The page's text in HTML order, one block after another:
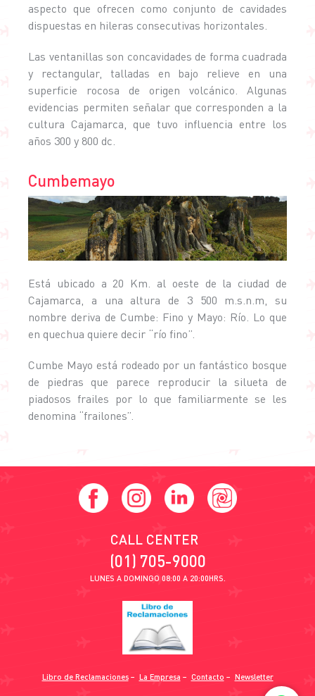
aspecto que ofrecen como conjunto de cavidades
dispuestas en hileras consecutivas horizontales.
Las ventanillas son concavidades de forma cuadrada
y rectangular, talladas en bajo relieve en una
superficie rocosa de origen volcánico. Algunas
evidencias permiten señalar que corresponden a la
cultura Cajamarca, que tuvo influencia entre los
años 300 y 800 dc.
Cumbemayo
Está ubicado a 20 Km. al oeste de la ciudad de
Cajamarca, a una altura de 3 500 m.s.n.m, su
nombre deriva de Cumbe: Fino y Mayo: Río. Lo que
en quechua quiere decir “río fino”.
Cumbe Mayo está rodeado por un fantástico bosque
de piedras que parece reproducir la silueta de
piadosos frailes por lo que familiarmente se les
denomina “frailones”.
CALL CENTER
(01) 705-9000
LUNES A DOMINGO 08:00 A 20:00HRS.
Libro de Reclamaciones− La Empresa − Contacto − Newsletter